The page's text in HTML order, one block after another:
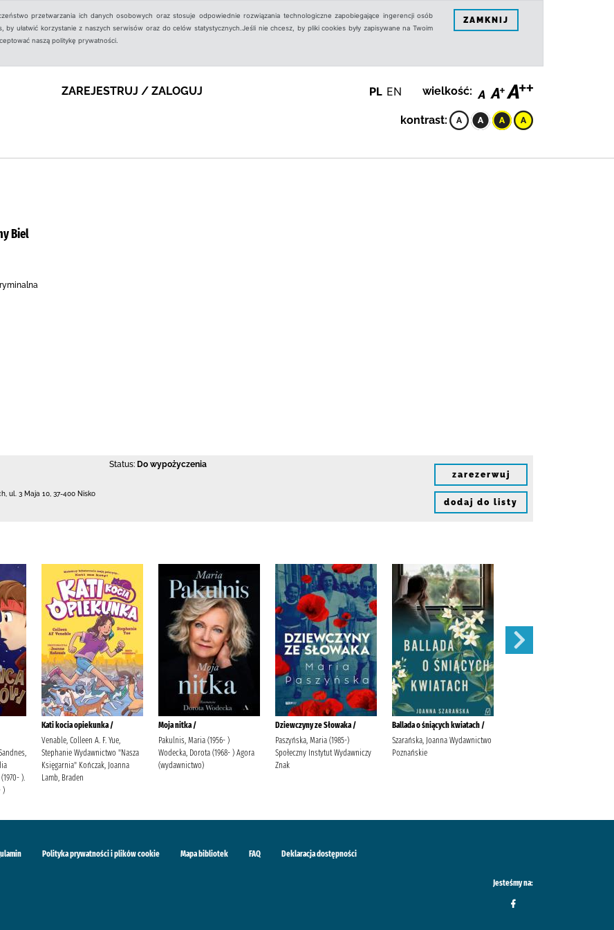
przetwarzania ich danych osobowych oraz stosuje odpowiednie rozwiązania technologiczne zapobiegające ingerencji osób
ułatwić korzystanie z naszych serwisów oraz do celów statystycznych.Jeśli nie chcesz, by pliki cookies były zapisywane na Twoim
naszą politykę prywatności.
ZAMKNIJ
ZAREJESTRUJ / ZALOGUJ PL EN wielkość:
kontrast:
Biel
Status: Do wypożyczenia
ul. 3 Maja 10 37-400 Nisko
zarezerwuj
dodaj do listy
).
)
Kati kocia opiekunka /
Venable, Colleen A. F. Yue,
Stephanie Wydawnictwo "Nasza
Księgarnia" Kończak, Joanna
Lamb, Braden
Moja nitka /
Pakulnis, Maria (1956- )
Wodecka, Dorota (1968- ) Agora
(wydawnictwo)
Dziewczyny ze Słowaka /
Paszyńska, Maria (1985-)
Społeczny Instytut Wydawniczy
Znak
Ballada o śniących kwiatach /
Szarańska, Joanna Wydawnictwo
Poznańskie
Polityka prywatności i plików cookie Mapa bibliotek FAQ Deklaracja dostępności
Jesteśmy na: